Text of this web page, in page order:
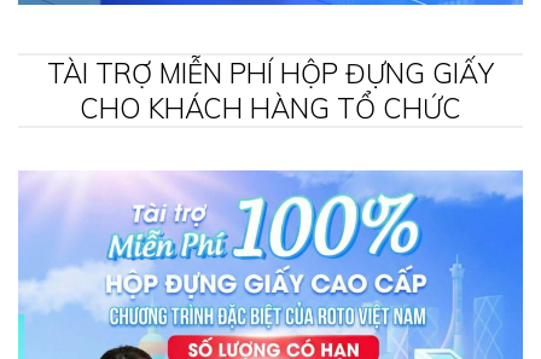
TÀI TRỢ MIỄN PHÍ HỘP ĐỰNG GIẤY
CHO KHÁCH HÀNG TỔ CHỨC